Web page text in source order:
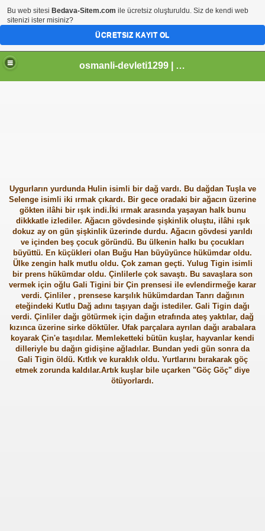
osmanli-devleti1299 | Osmanli Devleti | osmanli padisahlari | osmanli vezirleri | Osmanli Ansiklopedi Bilgileri
Uygurların yurdunda Hulin isimli bir dağ vardı. Bu dağdan Tuşla ve
Selenge isimli iki ırmak çıkardı. Bir gece oradaki bir ağacın üzerine
gökten ilâhi bir ışık indi.İki ırmak arasında yaşayan halk bunu
dikkkatle izlediler. Ağacın gövdesinde şişkinlik oluştu, ilâhi ışık
dokuz ay on gün şişkinlik üzerinde durdu. Ağacın gövdesi yarıldı
ve içinden beş çocuk göründü. Bu ülkenin halkı bu çocukları
büyüttü. En küçükleri olan Buğu Han büyüyünce hükümdar oldu.
Ülke zengin halk mutlu oldu. Çok zaman geçti. Yulug Tigin isimli
bir prens hükümdar oldu. Çinlilerle çok savaştı. Bu savaşlara son
vermek için oğlu Gali Tigini bir Çin prensesi ile evlendirmeğe karar
verdi. Çinliler , prensese karşılık hükümdardan Tanrı dağının
eteğindeki Kutlu Dağ adını taşıyan dağı istediler. Gali Tigin dağı
verdi. Çinliler dağı götürmek için dağın etrafında ateş yaktılar, dağ
kızınca üzerine sirke döktüler. Ufak parçalara ayrılan dağı arabalara
koyarak Çin'e taşıdılar. Memleketteki bütün kuşlar, hayvanlar kendi
dilleriyle bu dağın gidişine ağladılar. Bundan yedi gün sonra da
Gali Tigin öldü. Kıtlık ve kuraklık oldu. Yurtlarını bırakarak göç
etmek zorunda kaldılar.Artık kuşlar bile uçarken "Göç Göç" diye
ötüyorlardı.
Bu web sitesi Bedava-Sitem.com ile ücretsiz oluşturuldu. Siz de kendi web
sitenizi ister misiniz?
ÜCRETSIZ KAYIT OL